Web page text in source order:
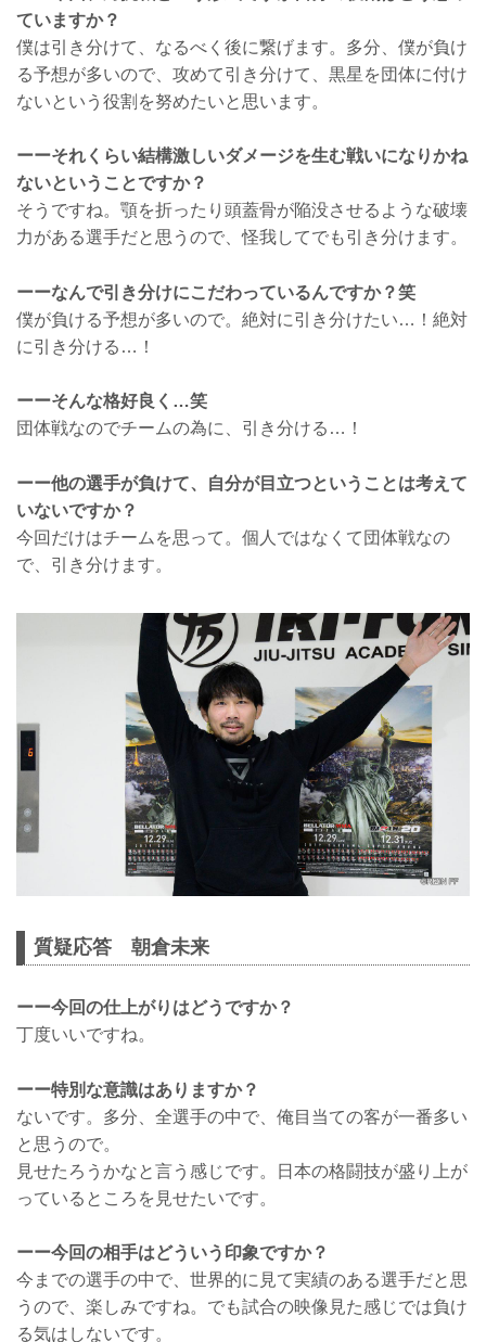
ていますか？
僕は引き分けて、なるべく後に繋げます。多分、僕が負け
る予想が多いので、攻めて引き分けて、黒星を団体に付け
ないという役割を努めたいと思います。
ーーそれくらい結構激しいダメージを生む戦いになりかね
ないということですか？
そうですね。顎を折ったり頭蓋骨が陥没させるような破壊
力がある選手だと思うので、怪我してでも引き分けます。
ーーなんで引き分けにこだわっているんですか？笑
僕が負ける予想が多いので。絶対に引き分けたい…！絶対
に引き分ける…！
ーーそんな格好良く…笑
団体戦なのでチームの為に、引き分ける…！
ーー他の選手が負けて、自分が目立つということは考えて
いないですか？
今回だけはチームを思って。個人ではなくて団体戦なの
で、引き分けます。
質疑応答 朝倉未来
ーー今回の仕上がりはどうですか？
丁度いいですね。
ーー特別な意識はありますか？
ないです。多分、全選手の中で、俺目当ての客が一番多い
と思うので。
見せたろうかなと言う感じです。日本の格闘技が盛り上が
っているところを見せたいです。
ーー今回の相手はどういう印象ですか？
今までの選手の中で、世界的に見て実績のある選手だと思
うので、楽しみですね。でも試合の映像見た感じでは負け
る気はしないです。